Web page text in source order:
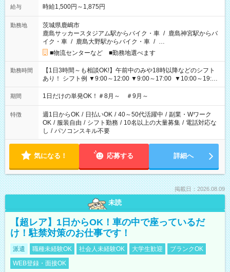
給与 時給1,500円～1,875円
勤務地
茨城県鹿嶋市
鹿島サッカースタジアム駅からバイク・車 / 鹿島神宮駅からバ
イク・車 / 鹿島大野駅からバイク・車 / …
■物流センターなど ■勤務地選べます
勤務時間
【1日3時間～も相談OK!】午前中のみや18時以降などのシフト
あり！ シフト例 ▼9:00～12:00 ▼9:00～17:00 ▼10:00～19:00
▼18:00～21:00
期間 1日だけの単発OK！＃8月～ ＃9月～
特徴 週1日からOK / 日払いOK / 40～50代活躍中 / 副業・Wワーク
OK / 服装自由 / シフト勤務 / 10名以上の大量募集 / 電話対応な
し / パソコンスキル不要
気になる！ 応募する 詳細へ
掲載日：2026.08.09
未読
【超レア】1日からOK！車の中で座っているだ
け！駐禁対策のお仕事です！
派遣 職種未経験OK 社会人未経験OK 大学生歓迎
ブランクOK
WEB登録・面接OK